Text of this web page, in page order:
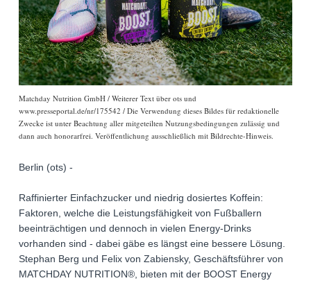
Matchday Nutrition GmbH / Weiterer Text über ots und
www.presseportal.de/nr/175542 / Die Verwendung dieses Bildes für redaktionelle
Zwecke ist unter Beachtung aller mitgeteilten Nutzungsbedingungen zulässig und
dann auch honorarfrei. Veröffentlichung ausschließlich mit Bildrechte-Hinweis.
Berlin (ots) -
Raffinierter Einfachzucker und niedrig dosiertes Koffein:
Faktoren, welche die Leistungsfähigkeit von Fußballern
beeinträchtigen und dennoch in vielen Energy-Drinks
vorhanden sind - dabei gäbe es längst eine bessere Lösung.
Stephan Berg und Felix von Zabiensky, Geschäftsführer von
MATCHDAY NUTRITION®, bieten mit der BOOST Energy